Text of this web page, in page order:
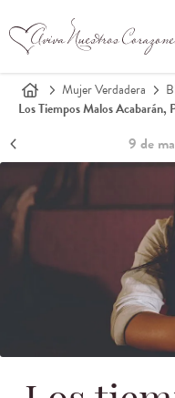
Mujer Verdadera
Los Tiempos Malos Acabarán,
9 de